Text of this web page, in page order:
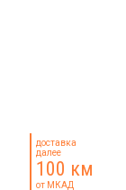
доставка
далее
100 км
от МКАД